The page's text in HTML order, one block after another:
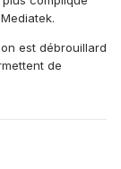
est débrouillard
de